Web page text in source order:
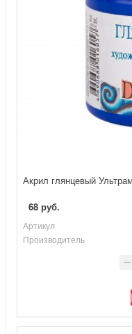
Акрил глянцевый
68 руб.
Артикул
Производитель